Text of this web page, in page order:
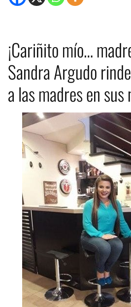
¡Cariñito mío…
Sandra Argudo
a las madres en sus